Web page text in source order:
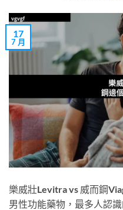
17
7 月
樂威壯Levitra vs 威而鋼
男性功能藥物，最多人認